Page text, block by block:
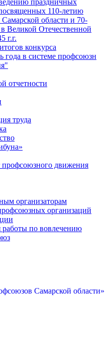
110-летию
области и 70-
Великой Отечественной
г.г.
конкурса
года в системе профсоюзн
отчетности
труда
профсоюзного движения
организаторам
организаций
работы по вовлечению
Самарской области»